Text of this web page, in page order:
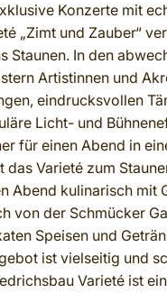
Konzerte mit
„Zimt und Zauber“
Staunen. In den
Artistinnen und
eindrucksvollen
Licht- und
für einen Abend in
das Varieté zum
Abend kulinarisch mit
von der Schmücker
Speisen und
ist vielseitig und
Varieté ist